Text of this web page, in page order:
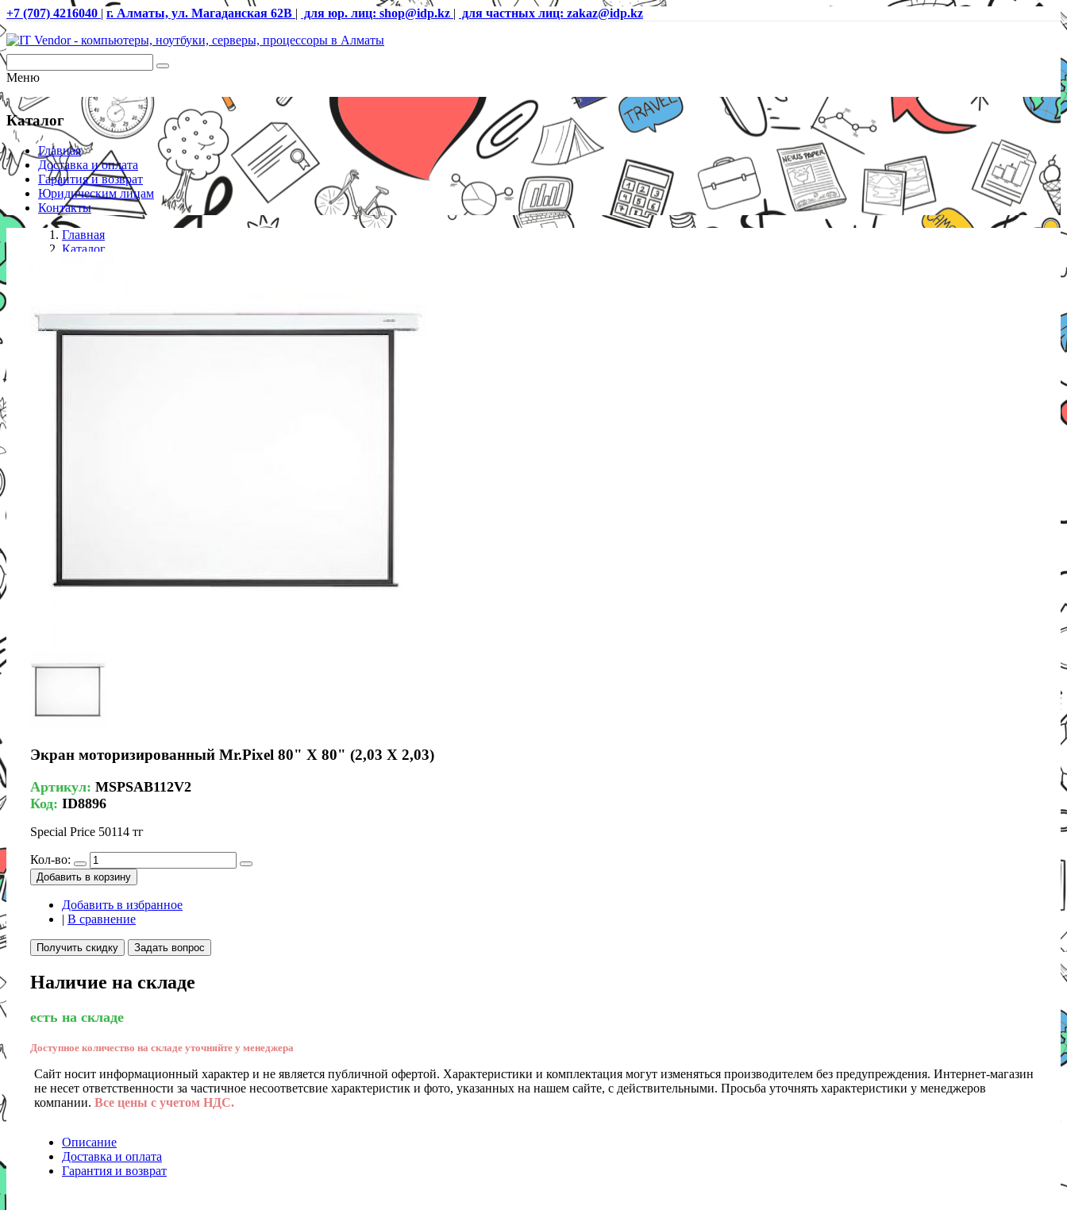
+7 (707) 4216040 | г. Алматы, ул. Магаданская 62В | для юр. лиц: shop@idp.kz | для частных лиц: zakaz@idp.kz
Меню
Каталог
Главная
Доставка и оплата
Гарантия и возврат
Юридическим лицам
Контакты
Главная
Каталог
Экран моторизированный Mr.Pixel 80" X 80" (2,03 X 2,03)
Артикул: MSPSAB112V2
Код: ID8896
Special Price 50114 тг
Кол-во:
Добавить в корзину
Добавить в избранное
| В сравнение
Получить скидку Задать вопрос
Наличие на складе
есть на складе
Доступное количество на складе уточняйте у менеджера
Сайт носит информационный характер и не является публичной офертой. Характеристики и комплектация могут изменяться производителем без предупреждения. Интернет-магазин
не несет ответственности за частичное несоответсвие характеристик и фото, указанных на нашем сайте, с действительными. Просьба уточнять характеристики у менеджеров
компании. Все цены с учетом НДС.
Описание
Доставка и оплата
Гарантия и возврат